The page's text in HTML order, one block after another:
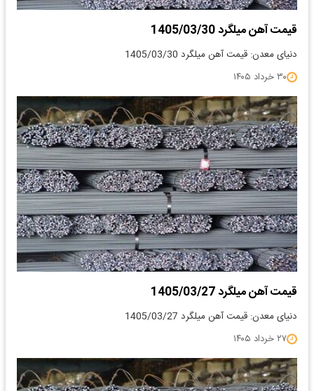
قیمت آهن میلگرد 1405/03/30
دنیای معدن: قیمت آهن میلگرد 1405/03/30
۳۰ خرداد ۱۴۰۵
قیمت آهن میلگرد 1405/03/27
دنیای معدن: قیمت آهن میلگرد 1405/03/27
۲۷ خرداد ۱۴۰۵